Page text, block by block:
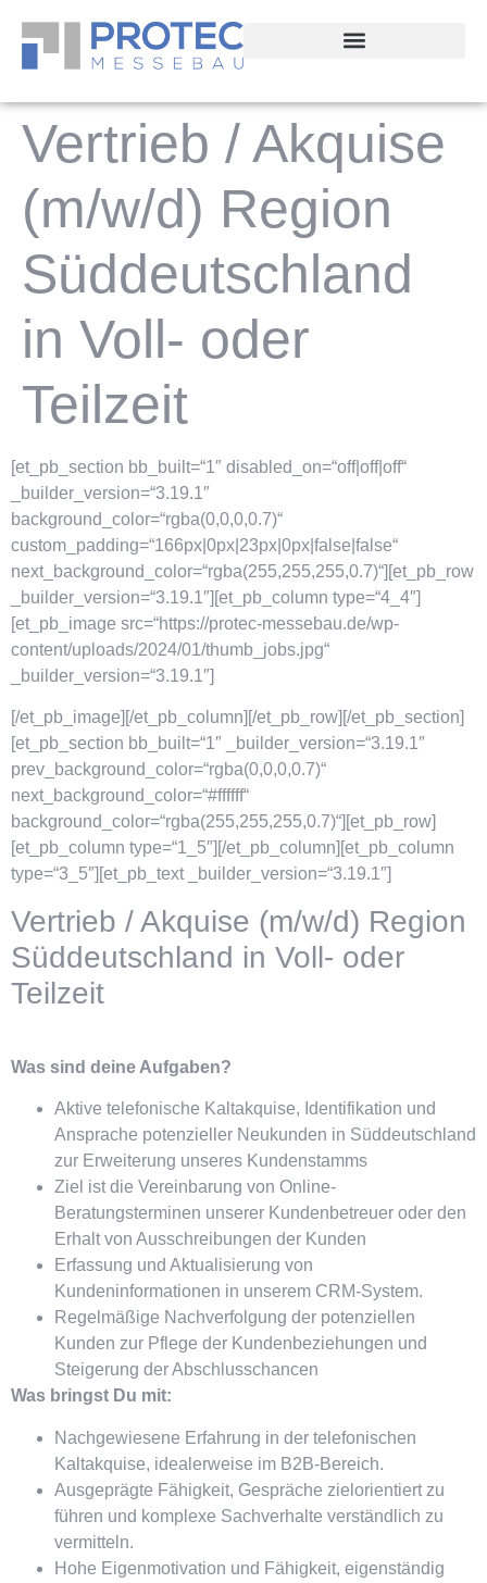
springen
Vertrieb / Akquise
(m/w/d) Region
Süddeutschland
in Voll- oder
Teilzeit
[et_pb_section bb_built=“1″ disabled_on=“off|off|off“
_builder_version=“3.19.1″
background_color=“rgba(0,0,0,0.7)“
custom_padding=“166px|0px|23px|0px|false|false“
next_background_color=“rgba(255,255,255,0.7)“][et_pb_row
_builder_version=“3.19.1″][et_pb_column type=“4_4″]
[et_pb_image src=“https://protec-messebau.de/wp-
content/uploads/2024/01/thumb_jobs.jpg“
_builder_version=“3.19.1″]
[/et_pb_image][/et_pb_column][/et_pb_row][/et_pb_section]
[et_pb_section bb_built=“1″ _builder_version=“3.19.1″
prev_background_color=“rgba(0,0,0,0.7)“
next_background_color=“#ffffff“
background_color=“rgba(255,255,255,0.7)“][et_pb_row]
[et_pb_column type=“1_5″][/et_pb_column][et_pb_column
type=“3_5″][et_pb_text _builder_version=“3.19.1″]
Vertrieb / Akquise (m/w/d) Region
Süddeutschland in Voll- oder
Teilzeit
Was sind deine Aufgaben?
Aktive telefonische Kaltakquise, Identifikation und
Ansprache potenzieller Neukunden in Süddeutschland
zur Erweiterung unseres Kundenstamms
Ziel ist die Vereinbarung von Online-
Beratungsterminen unserer Kundenbetreuer oder den
Erhalt von Ausschreibungen der Kunden
Erfassung und Aktualisierung von
Kundeninformationen in unserem CRM-System.
Regelmäßige Nachverfolgung der potenziellen
Kunden zur Pflege der Kundenbeziehungen und
Steigerung der Abschlusschancen
Was bringst Du mit:
Nachgewiesene Erfahrung in der telefonischen
Kaltakquise, idealerweise im B2B-Bereich.
Ausgeprägte Fähigkeit, Gespräche zielorientiert zu
führen und komplexe Sachverhalte verständlich zu
vermitteln.
Hohe Eigenmotivation und Fähigkeit, eigenständig